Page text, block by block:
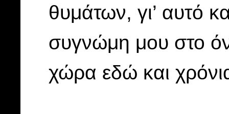
θυμάτων, γι’ αυτό
συγνώμη μου στο
χώρα εδώ και